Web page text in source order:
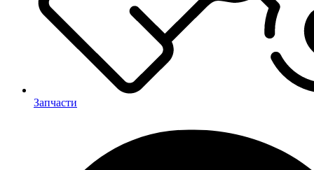
Запчасти